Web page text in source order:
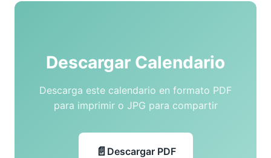
Descargar Calendario
Descarga este calendario en formato PDF
para imprimir o JPG para compartir
Descargar PDF